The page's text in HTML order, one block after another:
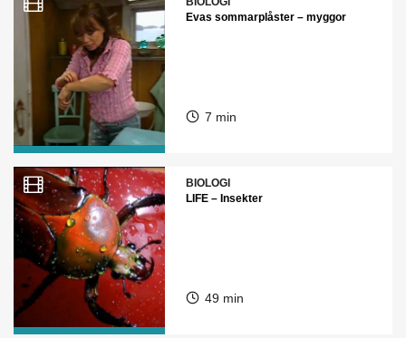
Evas sommarplåster – myggor
7 min
BIOLOGI
LIFE – Insekter
49 min